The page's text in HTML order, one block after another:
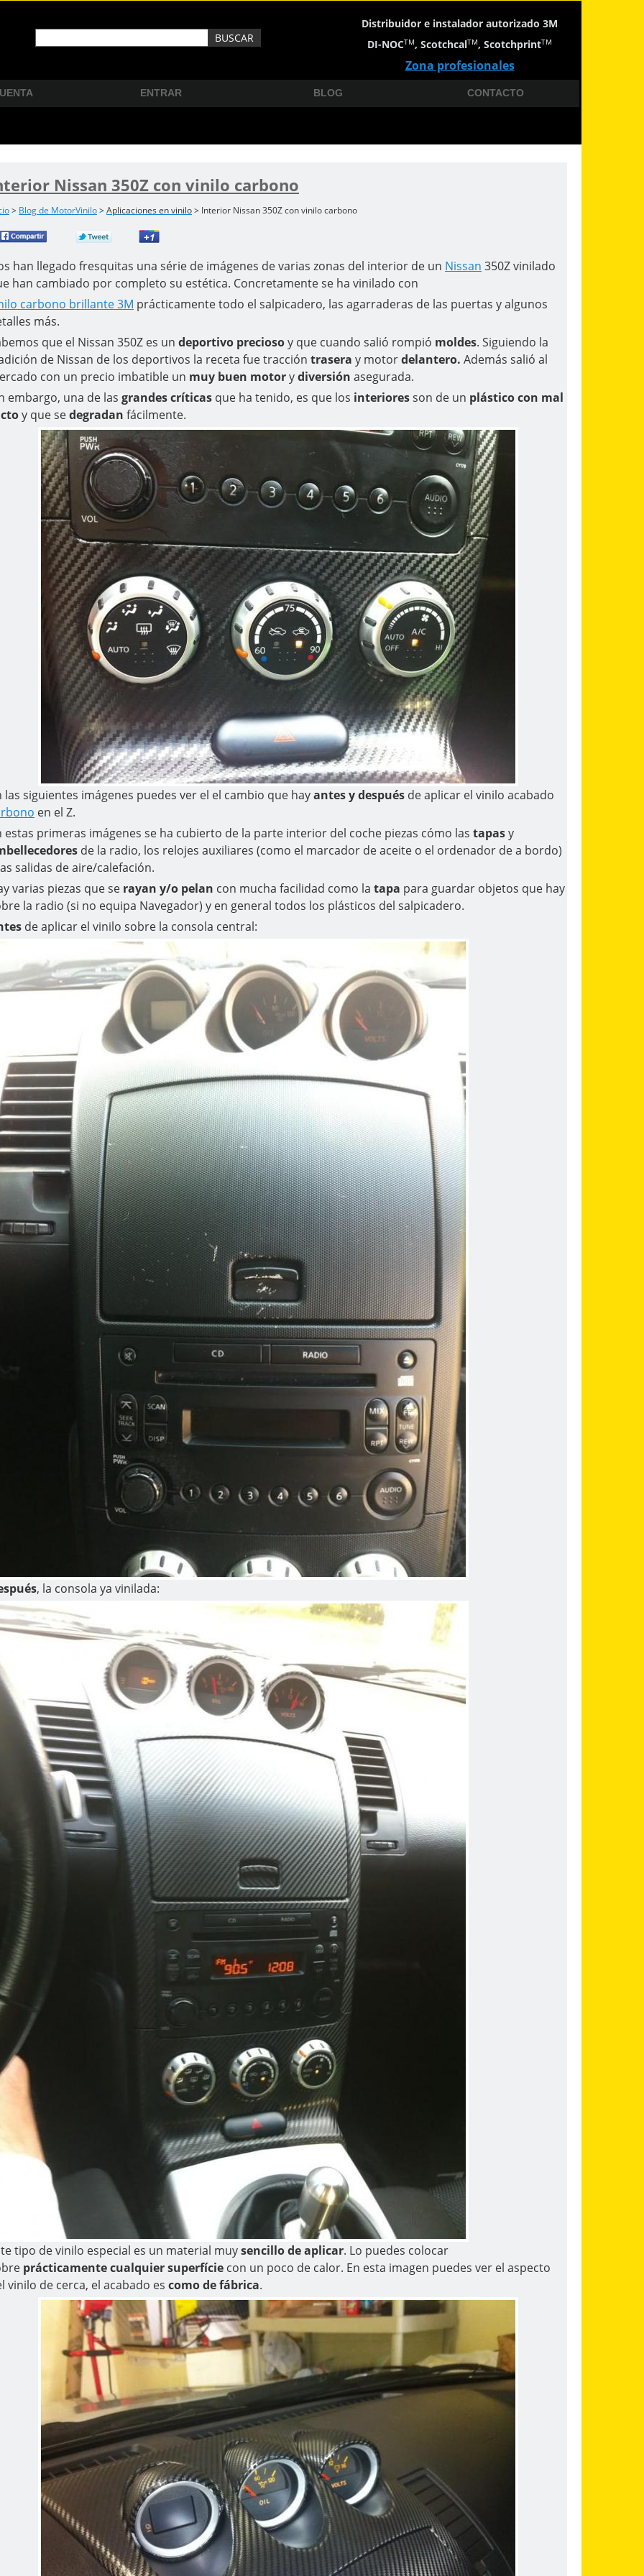
Distribuidor e instalador autorizado 3M
DI-NOCTM, ScotchcalTM, ScotchprintTM
Zona profesionales
ENTRAR BLOG CONTACTO
Nissan 350Z con vinilo carbono
> Blog de MotorVinilo>Aplicaciones en vinilo> Interior Nissan 350Z con vinilo carbono
han llegado fresquitas una série de imágenes de varias zonas del interior de un Nissan 350Z vinilado
han cambiado por completo su estética. Concretamente se ha vinilado con
carbono brillante 3M prácticamente todo el salpicadero, las agarraderas de las puertas y algunos
más.
que el Nissan 350Z es un deportivo preciosoy que cuando salió rompió moldes. Siguiendo la
de Nissan de los deportivos la receta fue tracción trasera y motordelantero. Además salió al
con un precio imbatible un muy buen motorydiversión asegurada.
embargo, una de las grandes críticas que ha tenido, es que los interioresson de un plástico con mal
y que sedegradan fácilmente.
las siguientes imágenes puedes ver el el cambio que hayantes y después de aplicar el vinilo acabado
en el Z.
estas primeras imágenes se ha cubierto de la parte interior del coche piezas cómo las tapasy
de la radio, los relojes auxiliares (como el marcador de aceite o el ordenador de a bordo)
salidas de aire/calefación.
varias piezas que se rayan y/o pelan con mucha facilidad como la tapa para guardar objetos que hay
la radio (si no equipa Navegador) y en general todos los plásticos del salpicadero.
de aplicar el vinilo sobre la consola central:
, la consola ya vinilada:
tipo de vinilo especial es un material muysencillo de aplicar. Lo puedes colocar
prácticamente cualquier superfície con un poco de calor. En esta imagen puedes ver el aspecto
vinilo de cerca, el acabado es como de fábrica.